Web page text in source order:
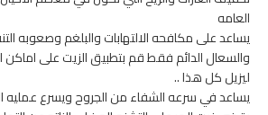
العامه
يساعد على مكافحه الالتهابات والبلغم وصعوبه
والسعال الدائم فقط قم بتطبيق الزيت على اماكن
ليزيل كل هذا ..
يساعد في سرعه الشفاء من الجروح ويسرع عمليه